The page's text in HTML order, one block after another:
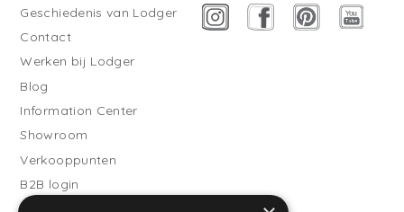
Geschiedenis van Lodger
Contact
Werken bij Lodger
Blog
Information Center
Showroom
Verkooppunten
B2B login
Buitenslaapzakken